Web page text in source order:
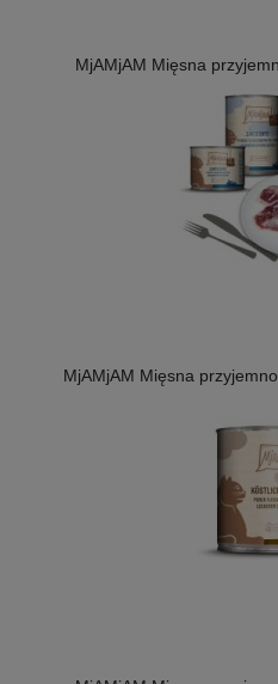
MjAMjAM Mięsna
MjAMjAM Mięsna